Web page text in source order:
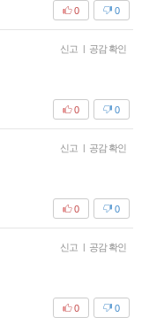
0
0
신고 공감 확인
0
0
신고 공감 확인
0
0
신고 공감 확인
0
0